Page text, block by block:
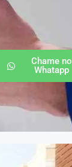
Chame no
Whatapp